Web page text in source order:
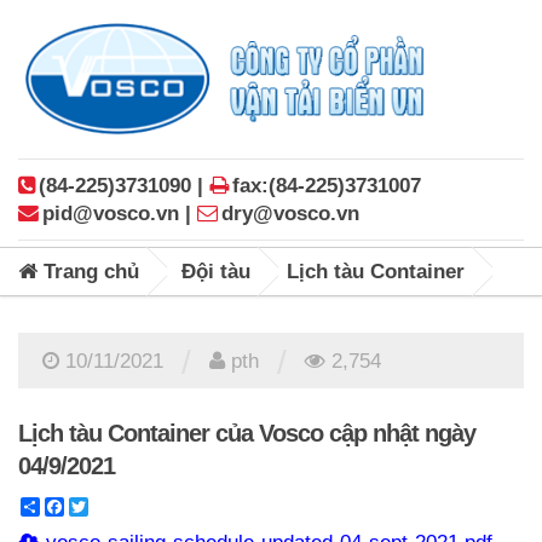
(84-225)3731090 |
fax:(84-225)3731007
pid@vosco.vn |
dry@vosco.vn
Trang chủ Đội tàu Lịch tàu Container
10/11/2021 pth 2,754
Lịch tàu Container của Vosco cập nhật ngày
04/9/2021
ShareFacebook